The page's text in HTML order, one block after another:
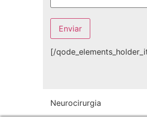
[/
Neurocirurgia